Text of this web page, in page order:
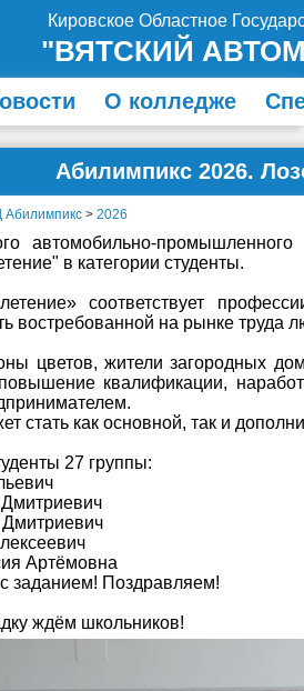
Кировское Областное
"ВЯТСКИЙ
О колледже
Абилимпикс 2026.
Абилимпикс > 2026
автомобильно-
в категории студенты.
соответствует
востребованной на рынке труда
цветов, жители загородных
квалификации,
стать как основной, так и
27 группы:
Артёмовна
заданием! Поздравляем!
ждём школьников!